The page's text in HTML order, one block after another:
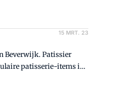
15 MRT. 23
Beverwijk. Patissier
patisserie-items in